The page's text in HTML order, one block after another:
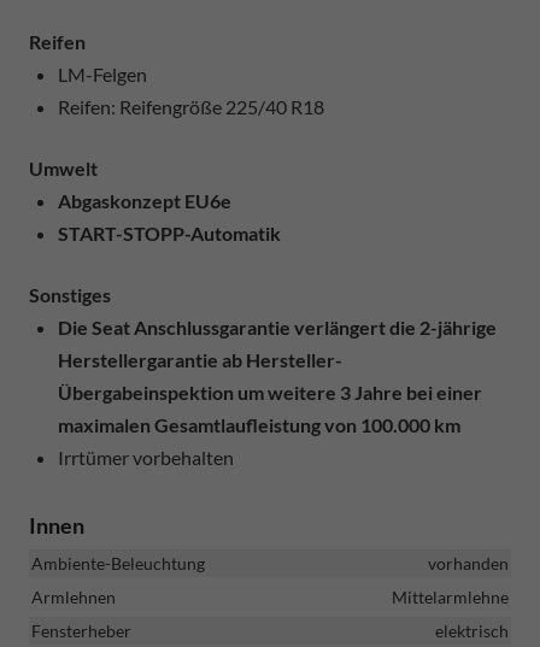
Reifen
LM-Felgen
Reifen: Reifengröße 225/40 R18
Umwelt
Abgaskonzept EU6e
START-STOPP-Automatik
Sonstiges
Die Seat Anschlussgarantie verlängert die 2-jährige
Herstellergarantie ab Hersteller-
Übergabeinspektion um weitere 3 Jahre bei einer
maximalen Gesamtlaufleistung von 100.000 km
Irrtümer vorbehalten
Innen
Ambiente-Beleuchtung
vorhanden
Armlehnen
Mittelarmlehne
Fensterheber
elektrisch